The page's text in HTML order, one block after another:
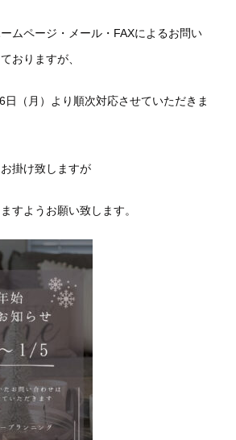
ムページ・メール・FAXによるお問い
おりますが、
日（月）より順次対応させていただきま
掛け致しますが
すようお願い致します。